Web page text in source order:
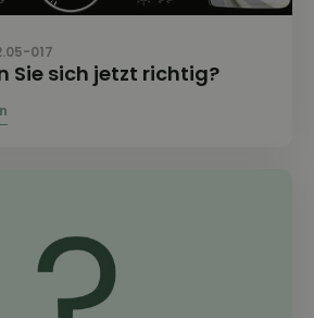
017
Sie sich jetzt richtig?